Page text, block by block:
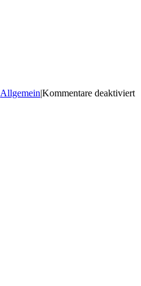
Allgemein|Kommentare deaktiviertfür